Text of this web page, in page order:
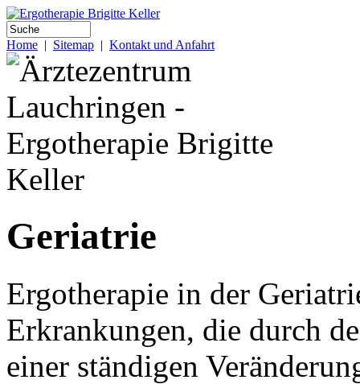
Home | Sitemap | Kontakt und Anfahrt
Geriatrie
Ergotherapie in der
Erkrankungen, die durch
einer ständigen